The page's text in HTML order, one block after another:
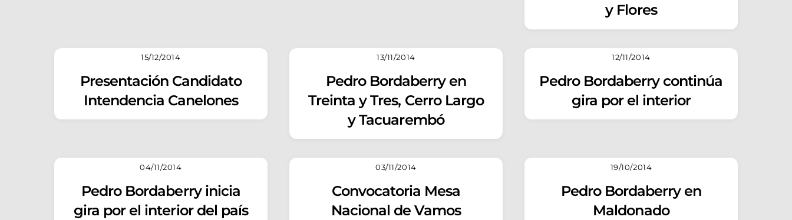
y Flores
15/12/2014
Presentación Candidato
Intendencia Canelones
13/11/2014
Pedro Bordaberry en
Treinta y Tres, Cerro Largo
y Tacuarembó
12/11/2014
Pedro Bordaberry continúa
gira por el interior
04/11/2014
Pedro Bordaberry inicia
gira por el interior del país
03/11/2014
Convocatoria Mesa
Nacional de Vamos
19/10/2014
Pedro Bordaberry en
Maldonado